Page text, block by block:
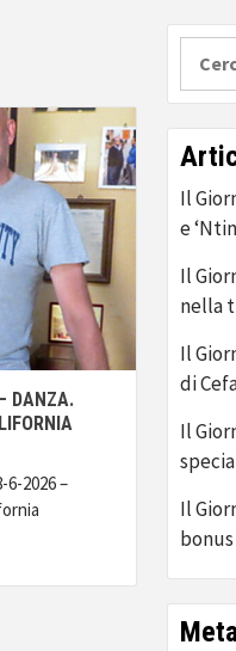
DANZA.
6-2026 –
Il
e
Il
nella
Il
di
Il
Il